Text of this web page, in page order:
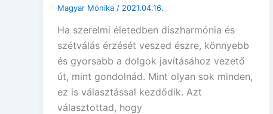
Magyar Mónika / 2021.04.16.
Ha szerelmi életedben diszharmónia és
szétválás érzését veszed észre, könnyebb
és gyorsabb a dolgok javításához vezető
út, mint gondolnád. Mint olyan sok minden,
ez is választással kezdődik. Azt
választottad, hogy